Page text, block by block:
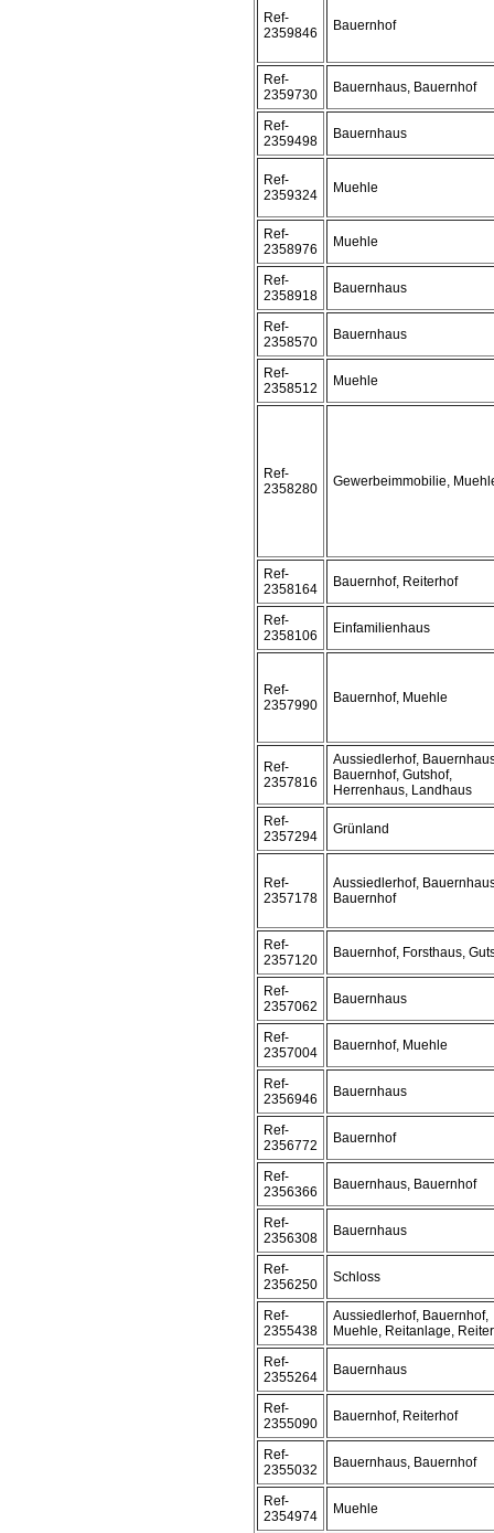
Ref-
2359846
Bauernhof
Ref-
2359730
Bauernhaus, Bauernhof
Ref-
2359498
Bauernhaus
Ref-
2359324
Muehle
Ref-
2358976
Muehle
Ref-
2358918
Bauernhaus
Ref-
2358570
Bauernhaus
Ref-
2358512
Muehle
Ref-
2358280
Gewerbeimmobilie,
Ref-
2358164
Bauernhof, Reiterhof
Ref-
2358106
Einfamilienhaus
Ref-
2357990
Bauernhof, Muehle
Ref-
2357816
Aussiedlerhof,
Bauernhof, Gutshof,
Herrenhaus, Landhaus
Ref-
2357294
Grünland
Ref-
2357178
Aussiedlerhof,
Bauernhof
Ref-
2357120
Bauernhof, Forsthaus,
Ref-
2357062
Bauernhaus
Ref-
2357004
Bauernhof, Muehle
Ref-
2356946
Bauernhaus
Ref-
2356772
Bauernhof
Ref-
2356366
Bauernhaus, Bauernhof
Ref-
2356308
Bauernhaus
Ref-
2356250
Schloss
Ref-
2355438
Aussiedlerhof, Bauernhof,
Muehle, Reitanlage,
Ref-
2355264
Bauernhaus
Ref-
2355090
Bauernhof, Reiterhof
Ref-
2355032
Bauernhaus, Bauernhof
Ref-
2354974
Muehle